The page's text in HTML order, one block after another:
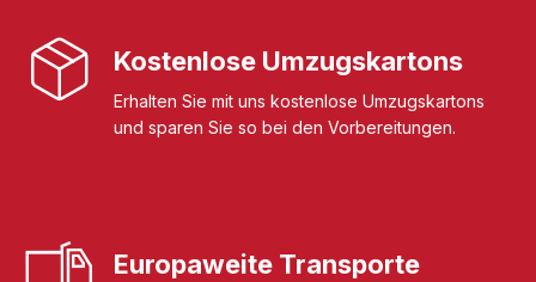
Kostenlose Umzugskartons
Erhalten Sie mit uns kostenlose Umzugskartons
und sparen Sie so bei den Vorbereitungen.
Europaweite Transporte